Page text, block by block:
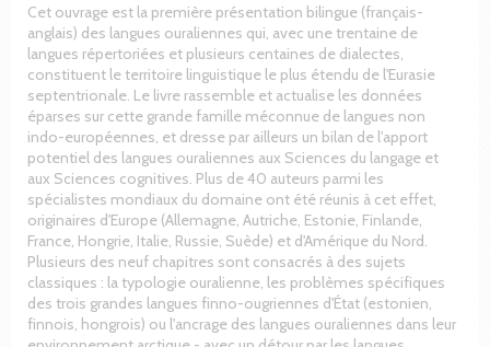
Cet ouvrage est la première présentation bilingue (français-
anglais) des langues ouraliennes qui, avec une trentaine de
langues répertoriées et plusieurs centaines de dialectes,
constituent le territoire linguistique le plus étendu de l'Eurasie
septentrionale. Le livre rassemble et actualise les données
éparses sur cette grande famille méconnue de langues non
indo-européennes, et dresse par ailleurs un bilan de l'apport
potentiel des langues ouraliennes aux Sciences du langage et
aux Sciences cognitives. Plus de 40 auteurs parmi les
spécialistes mondiaux du domaine ont été réunis à cet effet,
originaires d'Europe (Allemagne, Autriche, Estonie, Finlande,
France, Hongrie, Italie, Russie, Suède) et d'Amérique du Nord.
Plusieurs des neuf chapitres sont consacrés à des sujets
classiques : la typologie ouralienne, les problèmes spécifiques
des trois grandes langues finno-ougriennes d'État (estonien,
finnois, hongrois) ou l'ancrage des langues ouraliennes dans leur